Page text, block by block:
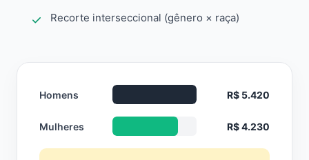
Recorte interseccional (gênero × raça)
Homens R$ 5.420
Mulheres R$ 4.230